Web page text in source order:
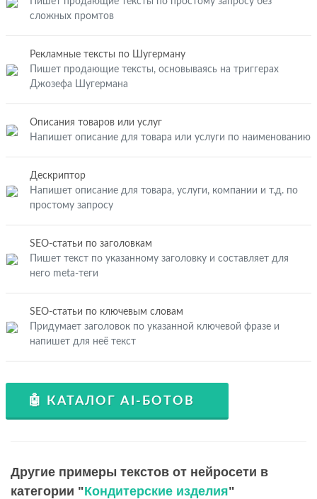
сложных промтов
Рекламные тексты по Шугерману
Пишет продающие тексты, основываясь на триггерах
Джозефа Шугермана
Описания товаров или услуг
Напишет описание для товара или услуги по наименованию
Дескриптор
Напишет описание для товара, услуги, компании и т.д. по
простому запросу
SEO-статьи по заголовкам
Пишет текст по указанному заголовку и составляет для
него meta-теги
SEO-статьи по ключевым словам
Придумает заголовок по указанной ключевой фразе и
напишет для неё текст
🤖 КАТАЛОГ AI-БОТОВ
Другие примеры текстов от нейросети в
категории "Кондитерские изделия"